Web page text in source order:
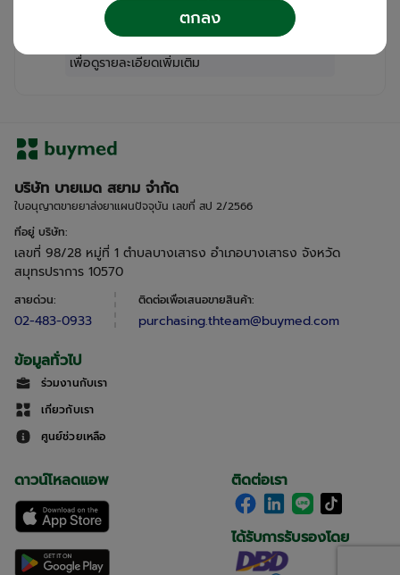
พยาบาล
เข้าสู่ระบบ / ลงทะเบียน
เพื่อดูรายละเอียดเพิ่มเติม
บริษัท บายเมด สยาม จำกัด
ใบอนุญาตขายยาส่งยาแผนปัจจุบัน เลขที่ สป 2/2566
ที่อยู่ บริษัท:
เลขที่ 98/28 หมู่ที่ 1 ตำบลบางเสาธง อำเภอบางเสาธง จังหวัด
สมุทรปราการ 10570
สายด่วน:
02-483-0933
ติดต่อเพื่อเสนอขายสินค้า:
purchasing.thteam@buymed.com
ข้อมูลทั่วไป
ร่วมงานกับเรา
เกี่ยวกับเรา
ศูนย์ช่วยเหลือ
ติดต่อเรา
ได้รับการรับรองโดย
ดาวน์โหลดแอพ
ตกลง